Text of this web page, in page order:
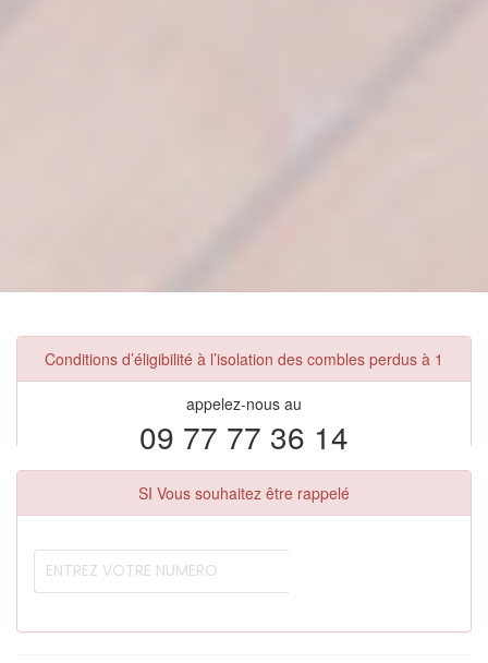
Conditions d’éligibilité à l’isolation des combles perdus à 1
appelez-nous au
09 77 77 36 14
SI Vous souhaitez être rappelé